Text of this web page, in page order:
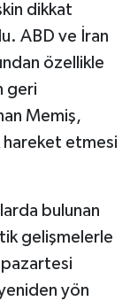
dikkat
ABD ve İran
özellikle
geri
Memiş,
hareket etmesi
bulunan
gelişmelerle
pazartesi
yön